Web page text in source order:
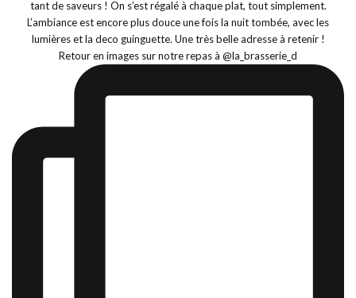
Retour en images sur notre repas à @la_brasserie_d